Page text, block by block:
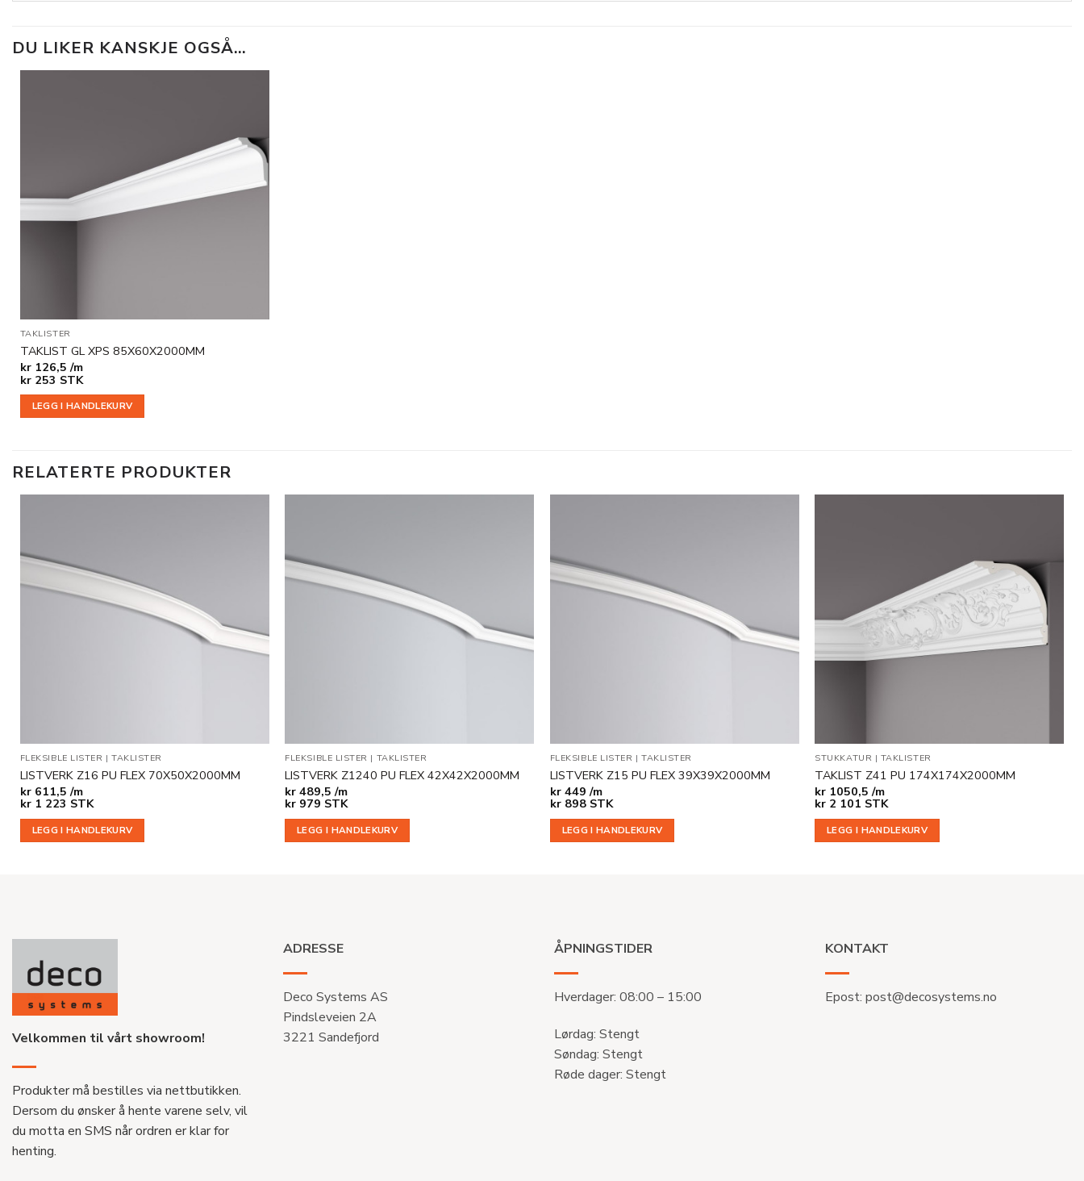
DU LIKER KANSKJE OGSÅ…
i
ønskeliste
TAKLISTER
TAKLIST GL XPS 85X60X2000MM
kr126,5 /m
kr253 STK
LEGG I HANDLEKURV
RELATERTE PRODUKTER
FLEKSIBLE LISTER |TAKLISTER
LISTVERK Z16 PU FLEX 70X50X2000MM
kr611,5 /m
kr1 223 STK
LEGG I HANDLEKURV
FLEKSIBLE LISTER | TAKLISTER
LISTVERK Z1240 PU FLEX 42X42X2000MM
kr 489,5 /m
kr 979 STK
LEGG I HANDLEKURV
FLEKSIBLE LISTER |TAKLISTER
LISTVERK Z15 PU FLEX 39X39X2000MM
kr449 /m
kr898 STK
LEGG I HANDLEKURV
i
ønskeliste
STUKKATUR | TAKLISTER
TAKLIST Z41 PU 174X174X2000MM
kr 1050,5 /m
kr 2 101 STK
LEGG I HANDLEKURV
Velkommen til vårt showroom!
Produkter må bestilles via nettbutikken.
Dersom du ønsker å hente varene selv, vil
du motta en SMS når ordren er klar for
henting.
ADRESSE
Deco Systems AS
Pindsleveien 2A
3221 Sandefjord
ÅPNINGSTIDER
Hverdager: 08:00 – 15:00
Lørdag: Stengt
Søndag: Stengt
Røde dager: Stengt
KONTAKT
Epost: post@decosystems.no